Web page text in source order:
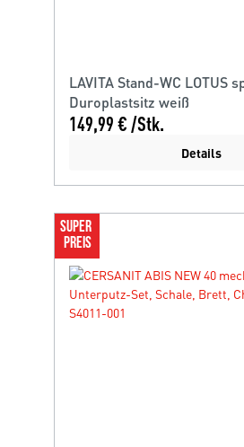
LAVITA Stand-WC LOTUS
Duroplastsitz weiß
149,99 € /Stk.
Details
SUPER
PREIS